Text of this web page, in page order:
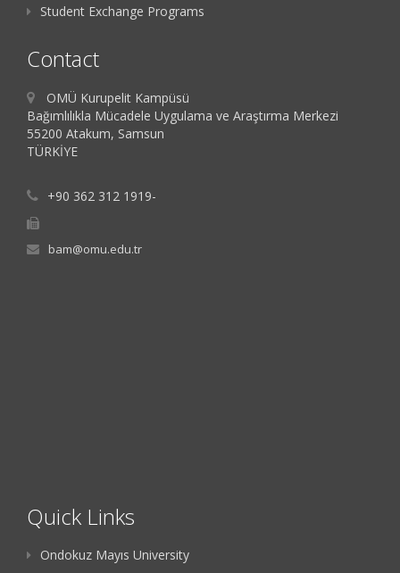
Student Exchange Programs
Contact
OMÜ Kurupelit Kampüsü
Bağımlılıkla Mücadele Uygulama ve Araştırma Merkezi
55200 Atakum, Samsun
TÜRKİYE
+90 362 312 1919-
bam@omu.edu.tr
Quick Links
Ondokuz Mayıs University